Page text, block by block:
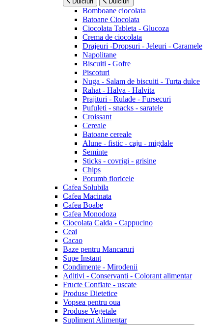
Bomboane ciocolata
Batoane Ciocolata
Ciocolata Tableta - Glucoza
Crema de ciocolata
Drajeuri -Dropsuri - Jeleuri - Caramele
Napolitane
Biscuiti - Gofre
Piscoturi
Nuga - Salam de biscuiti - Turta dulce
Rahat - Halva - Halvita
Prajituri - Rulade - Fursecuri
Pufuleti - snacks - saratele
Croissant
Cereale
Batoane cereale
Alune - fistic - caju - migdale
Seminte
Sticks - covrigi - grisine
Chips
Porumb floricele
Cafea Solubila
Cafea Macinata
Cafea Boabe
Cafea Monodoza
Ciocolata Calda - Cappucino
Ceai
Cacao
Baze pentru Mancaruri
Supe Instant
Condimente - Mirodenii
Aditivi - Conservanti - Colorant alimentar
Fructe Confiate - uscate
Produse Dietetice
Vopsea pentru oua
Produse Vegetale
Supliment Alimentar